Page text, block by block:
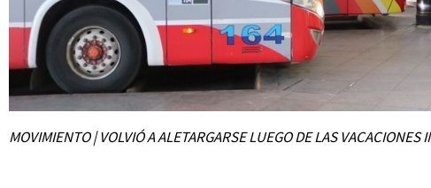
MOVIMIENTO | VOLVIÓ A ALETARGARSE LUEGO DE LAS VACACIONES